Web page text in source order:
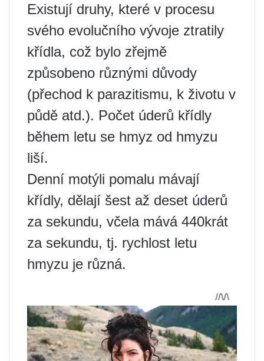
Existují druhy, které v procesu
svého evolučního vývoje ztratily
křídla, což bylo zřejmě
způsobeno různými důvody
(přechod k parazitismu, k životu v
půdě atd.). Počet úderů křídly
během letu se hmyz od hmyzu
liší.
Denní motýli pomalu mávají
křídly, dělají šest až deset úderů
za sekundu, včela mává 440krát
za sekundu, tj. rychlost letu
hmyzu je různá.